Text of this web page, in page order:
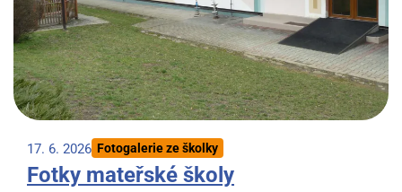
17. 6. 2026 Fotogalerie ze školky
Fotky mateřské školy